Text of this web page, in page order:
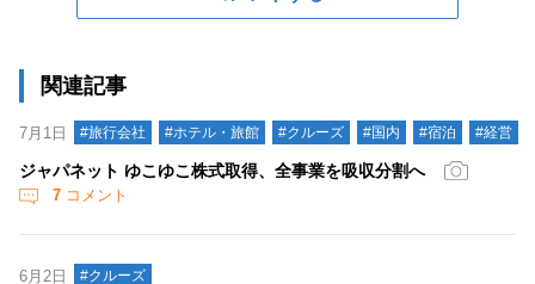
関連記事
7月1日 #旅行会社 #ホテル・旅館 #クルーズ #国内 #宿泊 #経営
ジャパネット ゆこゆこ株式取得、全事業を吸収分割へ
7 コメント
6月2日 #クルーズ